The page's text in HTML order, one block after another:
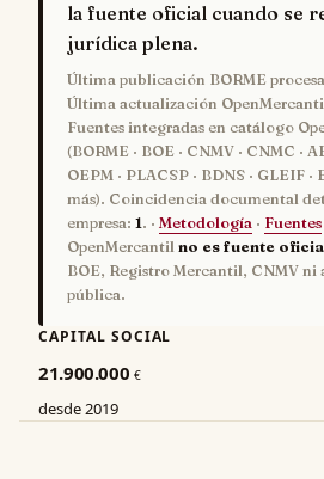
la fuente oficial cuando se
jurídica plena.
Última publicación BORME
Última actualización
Fuentes integradas en catálogo
(BORME · BOE · CNMV · CNMC ·
OEPM · PLACSP · BDNS · GLEIF ·
más). Coincidencia documental
empresa: 1. · Metodología · Fuentes
OpenMercantil no es fuente
BOE, Registro Mercantil, CNMV
pública.
CAPITAL SOCIAL
21.900.000 €
desde 2019